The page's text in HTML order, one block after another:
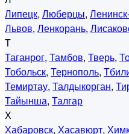
Липецк, Люберцы,
Львов, Ленкорань,
Т
Таганрог, Тамбов, Тверь,
Тобольск, Тернополь,
Темиртау, Талдыкорган,
Тайынша, Талгар
Х
Хабаровск, Хасавюрт,